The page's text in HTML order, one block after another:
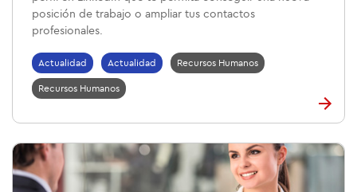
posición de trabajo o ampliar tus contactos
profesionales.
Actualidad Actualidad Recursos Humanos
Recursos Humanos